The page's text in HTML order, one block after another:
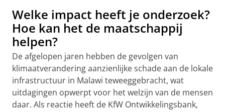
Welke impact heeft je onderzoek?
Hoe kan het de maatschappij
helpen?
De afgelopen jaren hebben de gevolgen van
klimaatverandering aanzienlijke schade aan de lokale
infrastructuur in Malawi teweeggebracht, wat
uitdagingen opwerpt voor het welzijn van de mensen
daar. Als reactie heeft de KfW Ontwikkelingsbank,